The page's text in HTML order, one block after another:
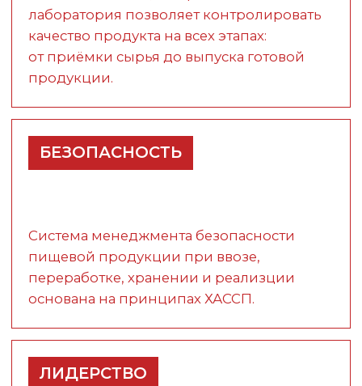
Оставить заявку
Связаться с департаментом
снабжения можно через форму
обратной связи.